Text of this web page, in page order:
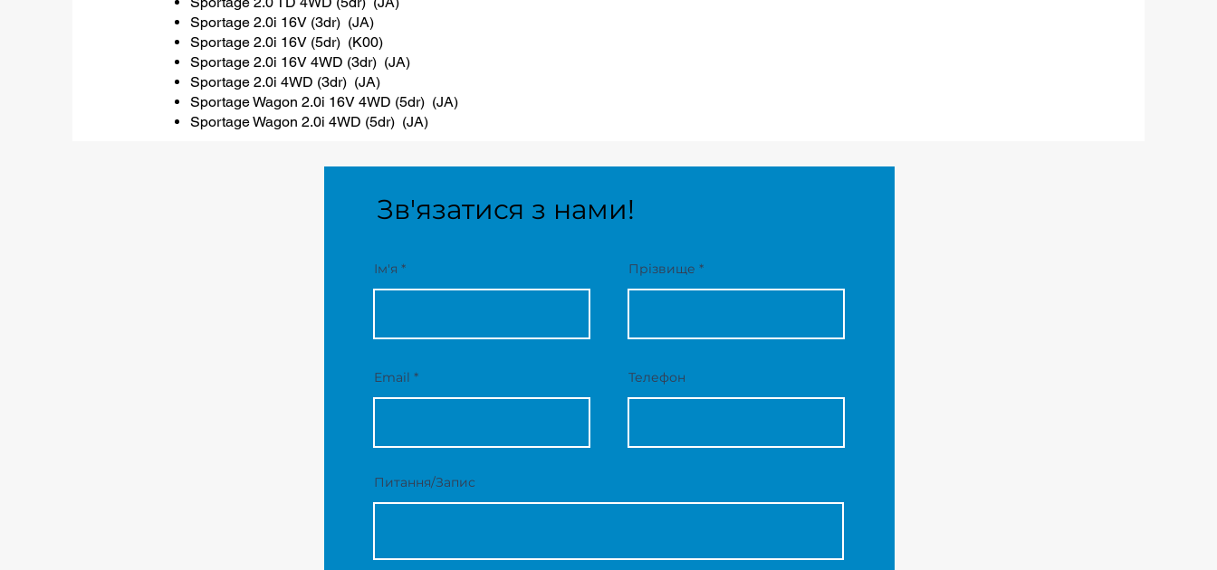
Sportage 2.0i 16V (3dr) (JA)
Sportage 2.0i 16V (5dr) (K00)
Sportage 2.0i 16V 4WD (3dr) (JA)
Sportage 2.0i 4WD (3dr) (JA)
Sportage Wagon 2.0i 16V 4WD (5dr) (JA)
Sportage Wagon 2.0i 4WD (5dr) (JA)
Зв'язатися з нами!
Ім'я Прізвище
Email Телефон
Питання/Запис